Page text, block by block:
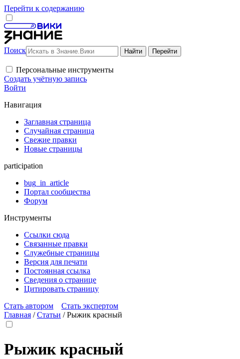
Перейти к содержанию
Поиск
Персональные инструменты
Создать учётную запись
Войти
Навигация
Заглавная страница
Случайная страница
Свежие правки
Новые страницы
participation
bug_in_article
Портал сообщества
Форум
Инструменты
Ссылки сюда
Связанные правки
Служебные страницы
Версия для печати
Постоянная ссылка
Сведения о странице
Цитировать страницу
Стать автором
Стать экспертом
Главная /Статьи /Рыжик красный
Рыжик красный